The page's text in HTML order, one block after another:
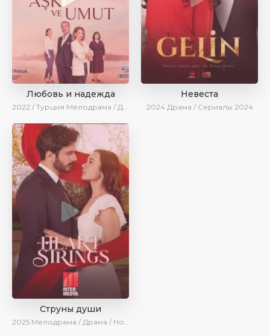
Любовь и надежда
2022 / Турция Мелодрама / Драма / BeniAffet
Невеста
2024 Драма / Сериалы 2024
Струны души
2025 Мелодрама / Драма / Новинки / Сериалы 2025